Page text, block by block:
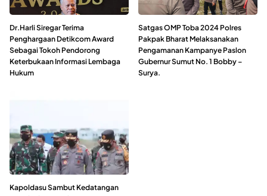
Dr.Harli Siregar Terima
Penghargaan Detikcom Award
Sebagai Tokoh Pendorong
Keterbukaan Informasi Lembaga
Hukum
Satgas OMP Toba 2024 Polres
Pakpak Bharat Melaksanakan
Pengamanan Kampanye Paslon
Gubernur Sumut No. 1 Bobby –
Surya.
Kapoldasu Sambut Kedatangan